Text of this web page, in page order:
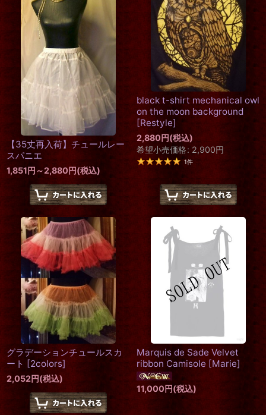
【35丈再入荷】チュールレー
スパニエ
1,851円 ～2,880円(税込)
black t-shirt mechanical owl
on the moon background
[Restyle]
2,880円(税込)
希望小売価格: 2,900円
1件
グラデーションチュールスカ
ート [2colors]
2,052円(税込)
Marquis de Sade Velvet
ribbon Camisole [Marie]
11,000円(税込)